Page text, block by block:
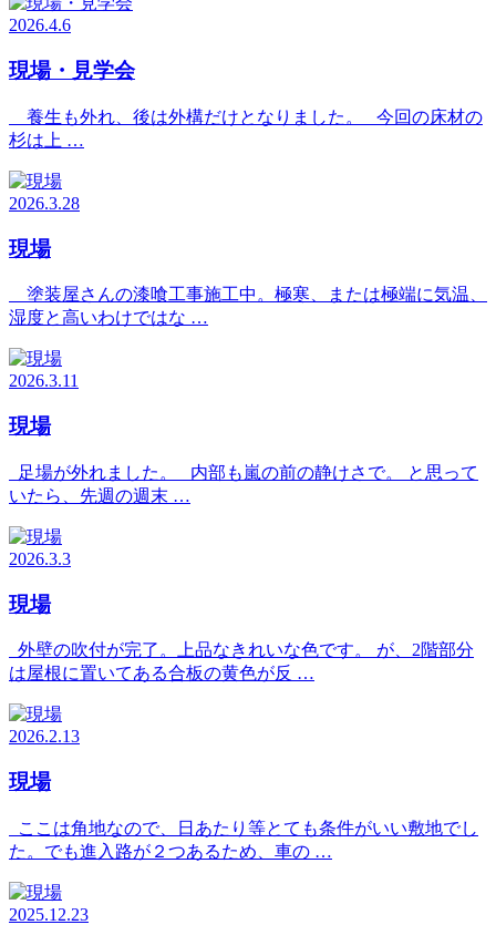
2026.4.6
現場・見学会
養生も外れ、後は外構だけとなりました。 今回の床材の
杉は上 …
2026.3.28
現場
塗装屋さんの漆喰工事施工中。極寒、または極端に気温、
湿度と高いわけではな …
2026.3.11
現場
足場が外れました。 内部も嵐の前の静けさで。 と思って
いたら、先週の週末 …
2026.3.3
現場
外壁の吹付が完了。上品なきれいな色です。 が、2階部分
は屋根に置いてある合板の黄色が反 …
2026.2.13
現場
ここは角地なので、日あたり等とても条件がいい敷地でし
た。でも進入路が２つあるため、車の …
2025.12.23